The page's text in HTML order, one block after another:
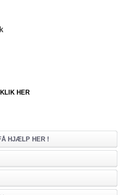
HER
HJÆLP HER !